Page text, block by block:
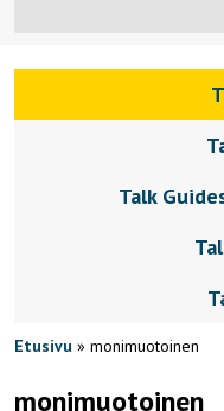
Talk
Etusivu » monimuotoinen
monimuotoinen